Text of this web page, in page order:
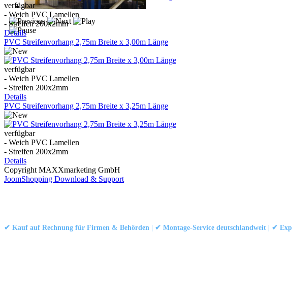
verfügbar
- Weich PVC Lamellen
- Streifen 200x2mm
Details
PVC Streifenvorhang 2,75m Breite x 3,00m Länge
verfügbar
- Weich PVC Lamellen
- Streifen 200x2mm
Details
PVC Streifenvorhang 2,75m Breite x 3,25m Länge
verfügbar
- Weich PVC Lamellen
- Streifen 200x2mm
Details
Copyright MAXXmarketing GmbH
JoomShopping Download & Support
✔ Kauf auf Rechnung für Firmen & Behörden | ✔ Montage-Service deutschlandweit | ✔